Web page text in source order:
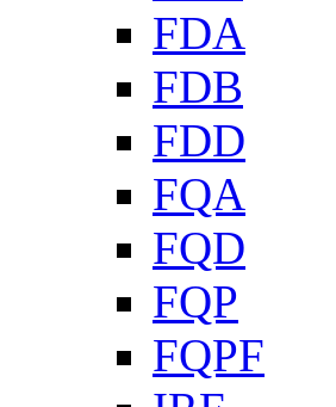
FDA
FDB
FDD
FQA
FQD
FQP
FQPF